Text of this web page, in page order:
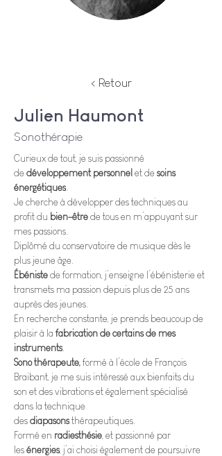
< Retour
Julien Haumont
Sonothérapie
Curieux de tout, je suis passionné
de développement personnel et de soins
énergétiques
Je cherche à développer des techniques au
profit du bien-être de tous en m’appuyant sur
mes passions.
Diplômé du conservatoire de musique dès le
plus jeune âge.
Ébéniste de formation, j’enseigne l’ébénisterie et
transmets ma passion depuis plus de 25 ans
auprès des jeunes.
En recherche constante, je prends beaucoup de
plaisir à la fabrication de certains de mes
instruments
Sono thérapeute, formé à l’école de François
Braibant, je me suis intéressé aux bienfaits du
son et des vibrations et également spécialisé
dans la technique
des diapasons thérapeutiques.
Formé en radiesthésie , et passionné par
les énergies , j’ai choisi également de poursuivre